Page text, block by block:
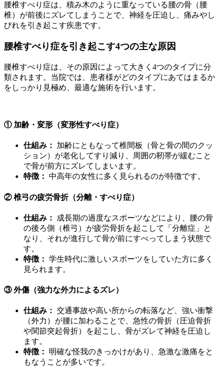
腰椎すべり症は、積み木のように重なっている腰の骨（腰
椎）が前後にズレてしまうことで、神経を圧迫し、痛みやし
びれを引き起こす疾患です。
腰椎すべり症を引き起こす4つの主な原因
腰椎すべり症は、その原因によって大きく4つのタイプに分
類されます。当院では、患者様がどのタイプにあてはまるか
をしっかり見極め、最適な施術を行います。
① 加齢・変形（変形性すべり症）
仕組み：
加齢にともなって椎間板（骨と骨の間のクッ
ション）が老化してすり減り、周囲の靭帯が緩むこと
で骨が前方にズレてしまいます。
特徴： 中高年の女性に多く見られるのが特徴です。
② 椎弓の疲労骨折（分離・すべり症）
仕組み：
成長期の過度なスポーツなどにより、腰の骨
の後ろ側（椎弓）が疲労骨折を起こして「分離症」と
なり、それが進行して骨が前にすべってしまう状態で
す。
特徴： 学生時代に激しいスポーツをしていた方に多く
見られます。
③ 外傷（強力な外力によるズレ）
仕組み： 交通事故や高い所からの転落など、強い衝撃
（外力）が腰に加わることで、急性の骨折（圧迫骨折
や関節突起骨折）を起こし、骨がズレて神経を圧迫し
ます。
特徴：
明確な怪我のきっかけがあり、急激な激痛をと
もなうことが多いです。